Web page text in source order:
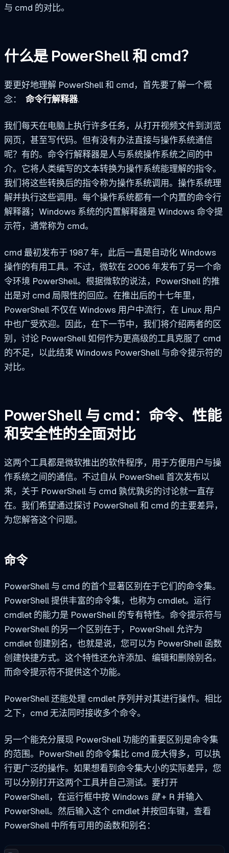
与 cmd 的对比。
什么是 PowerShell 和 cmd？
要更好地理解 PowerShell 和 cmd，首先要了解一个概
念： 命令行解释器.
我们每天在电脑上执行许多任务，从打开视频文件到浏览
网页，甚至写代码。但有没有办法直接与操作系统通信
呢？有的。命令行解释器是人与系统操作系统之间的中
介。它将人类编写的文本转换为操作系统能理解的指令。
我们将这些转换后的指令称为操作系统调用。操作系统理
解并执行这些调用。每个操作系统都有一个内置的命令行
解释器；Windows 系统的内置解释器是 Windows 命令提
示符，通常称为 cmd。
cmd 最初发布于 1987 年，此后一直是自动化 Windows
操作的有用工具。不过，微软在 2006 年发布了另一个命
令环境 PowerShell。根据微软的说法，PowerShell 的推
出是对 cmd 局限性的回应。在推出后的十七年里，
PowerShell 不仅在 Windows 用户中流行，在 Linux 用户
中也广受欢迎。因此，在下一节中，我们将介绍两者的区
别，讨论 PowerShell 如何作为更高级的工具克服了 cmd
的不足，以此结束 Windows PowerShell 与命令提示符的
对比。
PowerShell 与 cmd：命令、性能
和安全性的全面对比
这两个工具都是微软推出的软件程序，用于方便用户与操
作系统之间的通信。不过自从 PowerShell 首次发布以
来，关于 PowerShell 与 cmd 孰优孰劣的讨论就一直存
在。我们希望通过探讨 PowerShell 和 cmd 的主要差异，
为您解答这个问题。
命令
PowerShell 与 cmd 的首个显著区别在于它们的命令集。
PowerShell 提供丰富的命令集，也称为 cmdlet。运行
cmdlet 的能力是 PowerShell 的专有特性。命令提示符与
PowerShell 的另一个区别在于，PowerShell 允许为
cmdlet 创建别名，也就是说，您可以为 PowerShell 函数
创建快捷方式。这个特性还允许添加、编辑和删除别名。
而命令提示符不提供这个功能。
PowerShell 还能处理 cmdlet 序列并对其进行操作。相比
之下，cmd 无法同时接收多个命令。
另一个能充分展现 PowerShell 功能的重要区别是命令集
的范围。PowerShell 的命令集比 cmd 庞大得多，可以执
行更广泛的操作。如果想看到命令集大小的实际差异，您
可以分别打开这两个工具并自己测试。要打开
PowerShell，在运行框中按Windows 键 + R 并输入
PowerShell。然后输入这个 cmdlet 并按回车键，查看
PowerShell 中所有可用的函数和别名：